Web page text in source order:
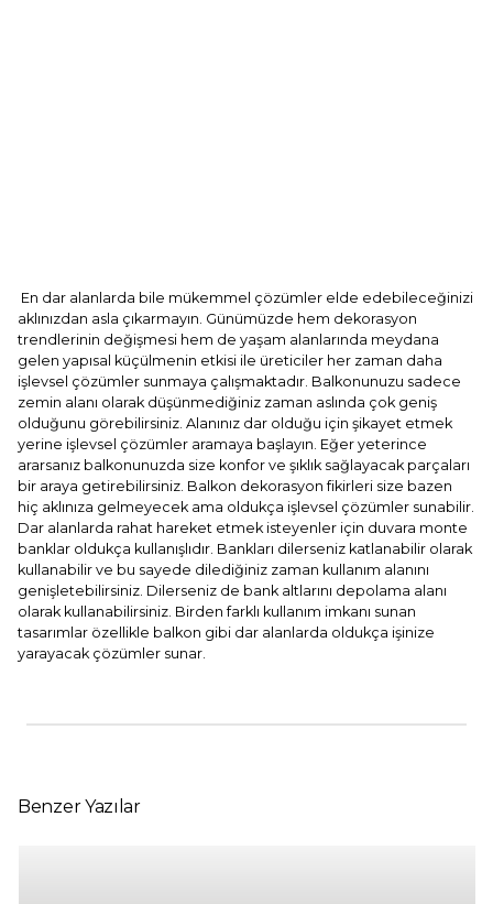
En dar alanlarda bile mükemmel çözümler elde edebileceğinizi
aklınızdan asla çıkarmayın. Günümüzde hem dekorasyon
trendlerinin değişmesi hem de yaşam alanlarında meydana
gelen yapısal küçülmenin etkisi ile üreticiler her zaman daha
işlevsel çözümler sunmaya çalışmaktadır. Balkonunuzu sadece
zemin alanı olarak düşünmediğiniz zaman aslında çok geniş
olduğunu görebilirsiniz. Alanınız dar olduğu için şikayet etmek
yerine işlevsel çözümler aramaya başlayın. Eğer yeterince
ararsanız balkonunuzda size konfor ve şıklık sağlayacak parçaları
bir araya getirebilirsiniz. Balkon dekorasyon fikirleri size bazen
hiç aklınıza gelmeyecek ama oldukça işlevsel çözümler sunabilir.
Dar alanlarda rahat hareket etmek isteyenler için duvara monte
banklar oldukça kullanışlıdır. Bankları dilerseniz katlanabilir olarak
kullanabilir ve bu sayede dilediğiniz zaman kullanım alanını
genişletebilirsiniz. Dilerseniz de bank altlarını depolama alanı
olarak kullanabilirsiniz. Birden farklı kullanım imkanı sunan
tasarımlar özellikle balkon gibi dar alanlarda oldukça işinize
yarayacak çözümler sunar.
Benzer Yazılar